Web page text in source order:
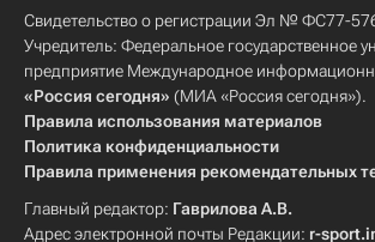
Свидетельство о регистрации Эл № ФС77-
Учредитель: Федеральное государственное
предприятие Международное
«Россия сегодня» (МИА «Россия сегодня»).
Правила использования материалов
Политика конфиденциальности
Правила применения рекомендательных
Главный редактор: Гаврилова А.В.
Адрес электронной почты Редакции: r-